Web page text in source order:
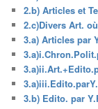
2.b) Articles et
2.c)Divers Art.
3.a) Articles par
3.b) Edito. par